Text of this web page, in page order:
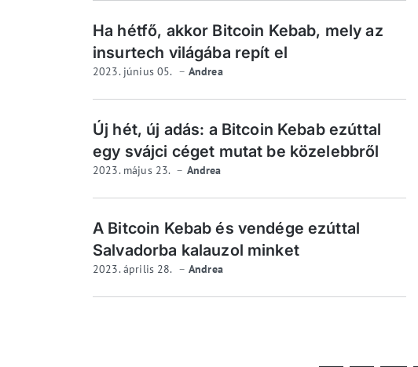
Ha hétfő, akkor Bitcoin Kebab, mely az
insurtech világába repít el
2023. június 05. Andrea
Új hét, új adás: a Bitcoin Kebab ezúttal
egy svájci céget mutat be közelebbről
2023. május 23. Andrea
A Bitcoin Kebab és vendége ezúttal
Salvadorba kalauzol minket
2023. április 28. Andrea